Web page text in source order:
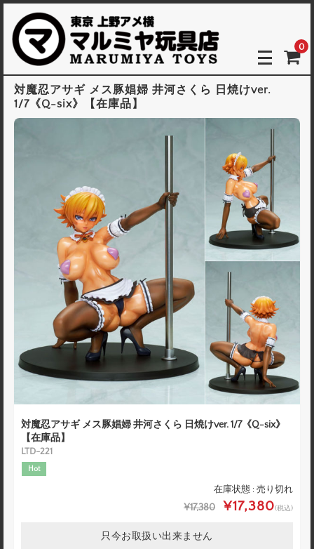
0
対魔忍アサギ メス豚娼婦 井河さくら 日焼けver.
1/7《Q-six》【在庫品】
対魔忍アサギ メス豚娼婦 井河さくら 日焼けver. 1/7《Q-six》
【在庫品】
LTD-221
Hot
在庫状態 : 売り切れ
¥17,380 ¥17,380(税込)
只今お取扱い出来ません